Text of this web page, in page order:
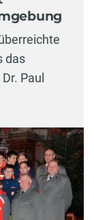
das
Paul